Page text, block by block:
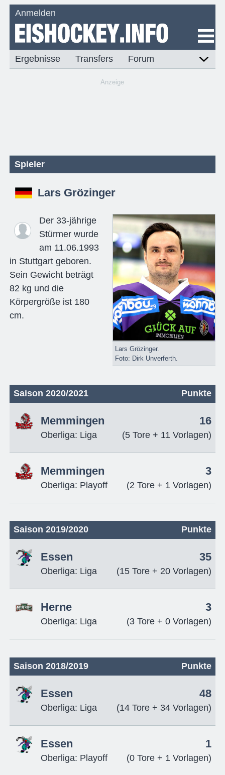
Anmelden
Ergebnisse Transfers Forum
Anzeige
Spieler
Lars Grözinger
Lars Grözinger.
Foto: Dirk Unverferth.
Der 33-jährige
Stürmer wurde
am 11.06.1993
in Stuttgart geboren.
Sein Gewicht beträgt
82 kg und die
Körpergröße ist 180
cm.
Saison 2020/2021 Punkte
Memmingen
Oberliga: Liga
16
(5 Tore + 11 Vorlagen)
Memmingen
Oberliga: Playoff
3
(2 Tore + 1 Vorlagen)
Saison 2019/2020 Punkte
Essen
Oberliga: Liga
35
(15 Tore + 20 Vorlagen)
Herne
Oberliga: Liga
3
(3 Tore + 0 Vorlagen)
Saison 2018/2019 Punkte
Essen
Oberliga: Liga
48
(14 Tore + 34 Vorlagen)
Essen
Oberliga: Playoff
1
(0 Tore + 1 Vorlagen)